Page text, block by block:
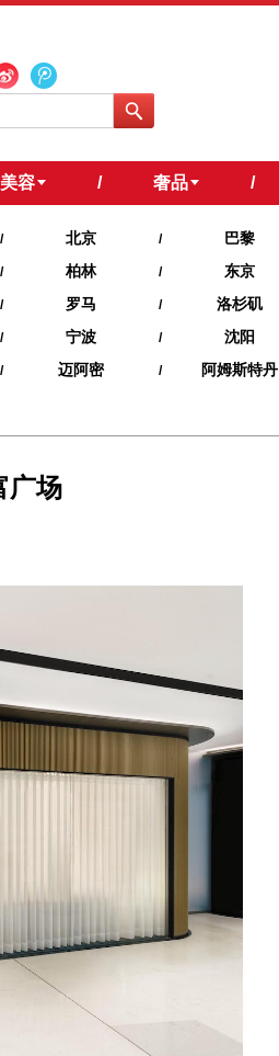
美容 / 奢品 /
/ 北京 / 巴黎
/ 柏林 / 东京
/ 罗马 / 洛杉矶
/ 宁波 / 沈阳
/ 迈阿密 / 阿姆斯特丹
广场